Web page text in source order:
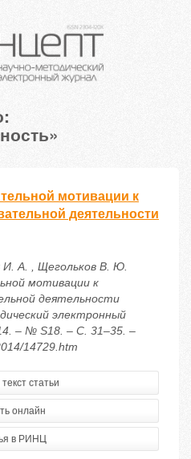
мотивации к
деятельности
А. , Щегольков В. Ю.
мотивации к
деятельности
электронный
– № S18. – С. 31–35. –
14729.htm
статьи
онлайн
в РИНЦ